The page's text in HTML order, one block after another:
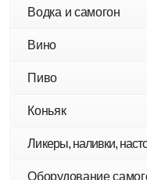
Водка и самогон
Вино
Пиво
Коньяк
Ликеры, наливки,
Оборудование